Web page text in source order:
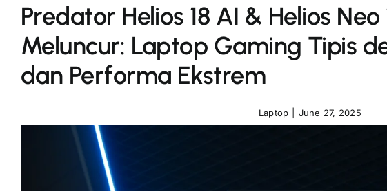
Predator Helios 18 AI & Helios Neo
Meluncur: Laptop Gaming Tipis
dan Performa Ekstrem
Laptop June 27, 2025